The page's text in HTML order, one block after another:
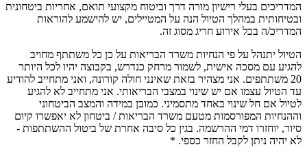
המדריכים בעלי רישיון מורה דרך וביטוח מקצועי תואם, אחריות ביטחונית
ובטיחותית במהלך הטיול הנה על המטיילים, יש להישמע להוראות
המדריכ/ה בכל אירוע חריג מסוג זה.
הטיול יתנהל על פי הנחיות משרד הבריאות על כן כל משתתף מחויב
להגיע עם מסכה אישית, לשמור מרחק כנדרש, בקבוצה יהיו לכל היותר
20 משתתפים. אני מצהיר בזאת שאינני חולה קורונה, ואני מתחייב להודיע
עד הטיול עצמו אם יש שינוי במצבי הבריאותי. אני מתחייב לא להגיע
לטיול אם חל שינוי באחד מתסמיני. כמובן במידה והמצב הביטחוני
וההנחיות המפורסמות מטעם משרד הבריאות / ביטחון לא יאפשרו קיום
סיור, יוחזרו דמי ההרשמה. בגין כל סיבה אחרת של ביטול ההשתתפות -
לא יהיה ניתן לקבל החזר כספי. *